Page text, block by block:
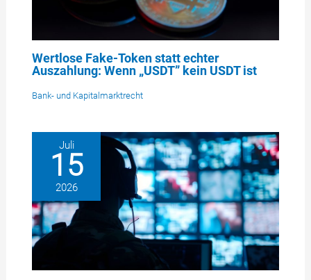
Wertlose Fake-Token statt echter
Auszahlung: Wenn „USDT” kein USDT ist
Bank- und Kapitalmarktrecht
Juli
15
2026